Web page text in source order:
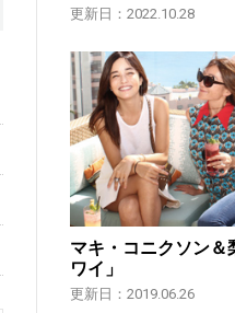
更新日：2022.10.28
マキ・コニクソン＆
ワイ」
更新日：2019.06.26